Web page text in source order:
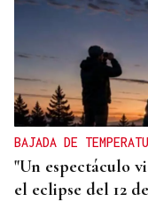
BAJADA DE
"Un espectáculo
el eclipse del 12